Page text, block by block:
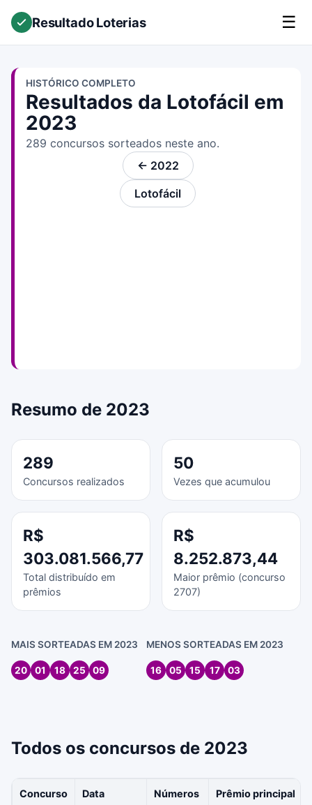
Resultado Loterias ☰
HISTÓRICO COMPLETO
Resultados da Lotofácil em
2023
289 concursos sorteados neste ano.
← 2022
Lotofácil
Resumo de 2023
289
Concursos realizados
50
Vezes que acumulou
R$
303.081.566,77
Total distribuído em
prêmios
R$
8.252.873,44
Maior prêmio (concurso
2707)
MAIS SORTEADAS EM 2023
20 01 18 25 09
MENOS SORTEADAS EM 2023
16 05 15 17 03
Todos os concursos de 2023
Concurso Data Números Prêmio principal